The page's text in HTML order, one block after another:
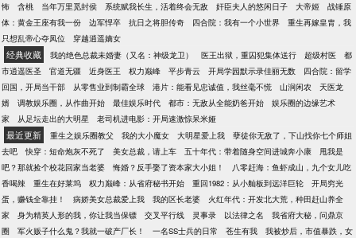
怖
含桃 当年万里觅封侯 系统赋我长生，活着终会无敌 奸臣夫人的悠闲日子 大帝姬
战锤原
体：黄金王座有我一份
边军悍卒 抗日之将胆传奇 四合院：我有一个小世界
重生再嫁皇胄，我
只想乱帝心夺凤位
穿越逍遥嫡女
经典收藏 我的绝色总裁未婚妻（又名：神级龙卫） 医王出狱，重囚犯集体送行 超级村医
都
市逍遥医圣
官道无疆 近身医王 权力巅峰 平步青云 开局学园默示录佳丽无数
四合院：留学
回国，开局当干部
从零售业到制霸全球 港片：能看见忠诚值，我丝毫不慌 山涧闲农
天医龙
婿
调教娱乐圈，从作曲开始 最佳娱乐时代 都市：无敌从全能奶爸开始
娱乐圈的边缘艺术
家
从足坛走出的大明星 老司机进电影：开局速激惊呆米娅
最近更新 重生之娱乐圈教父 我的大小魔女 大明星爱上我
孽徒你无敌了，下山找你七个师姐
去吧
快穿：短命炮灰不死了 美女总裁，请上车 五十年代：带着随身空间进城奔小康
甩我是
吧？那就捡个校花回家当老婆
悔婚？反手娶了资本家大小姐！
八零赶海：鱼虾成山，九个女儿吃
香喝辣
重生在好莱坞 权力巅峰：从省府秘书开始 重回1982：从小舢板到远洋巨轮
开局穷光
蛋，赚钱全靠挂！
病娇美女总裁爱上我 我的区长老婆
火红年代：开发北大荒，种田赶山养全
家
身为精英人形的我，你让我当保镖 交叉平行线 灵事录 以法律之名
我省府大秘，问鼎京
圈
军火贩子什么鬼？我就一破产厂长！ 一名SS士兵的日常 苍生有我
我被炒后，市值暴跌，女